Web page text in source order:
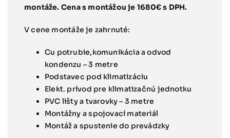
montáže. Cena s montážou je 1680€ s DPH.
V cene montáže je zahrnuté:
Cu potrubie,komunikácia a odvod
kondenzu – 3 metre
Podstavec pod klimatizáciu
Elekt. prívod pre klimatizačnú jednotku
PVC lišty a tvarovky – 3 metre
Montážny a spojovací materiál
Montáž a spustenie do prevádzky